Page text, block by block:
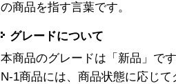
の商品を指す言葉です。
グレードについて
本商品のグレードは「新品」です
N-1商品には、商品状態に応じ